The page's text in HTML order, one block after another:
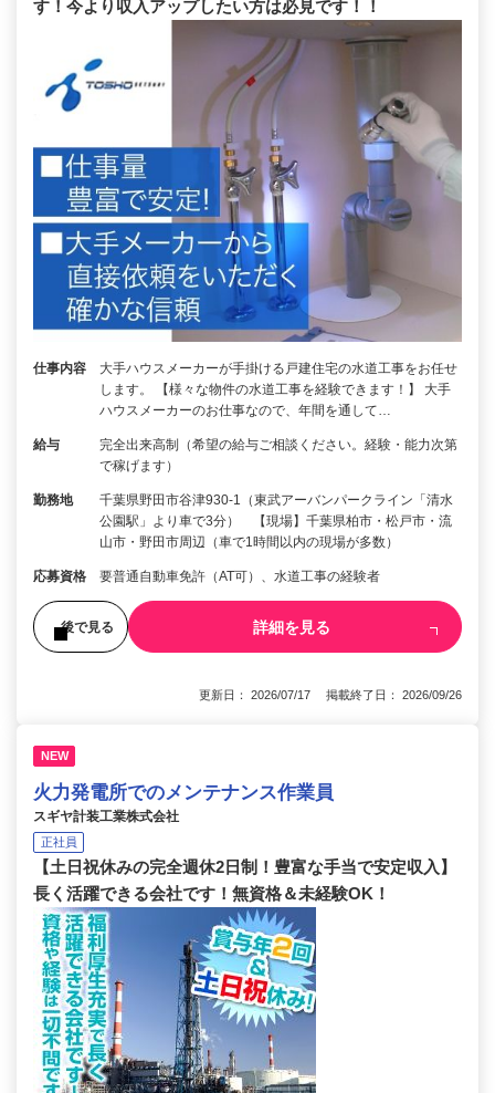
す！今より収入アップしたい方は必見です！！
仕事内容
大手ハウスメーカーが手掛ける戸建住宅の水道工事をお任せ
します。 【様々な物件の水道工事を経験できます！】 大手
ハウスメーカーのお仕事なので、年間を通して…
給与
完全出来高制（希望の給与ご相談ください。経験・能力次第
で稼げます）
勤務地
千葉県野田市谷津930-1（東武アーバンパークライン「清水
公園駅」より車で3分） 【現場】千葉県柏市・松戸市・流
山市・野田市周辺（車で1時間以内の現場が多数）
応募資格 要普通自動車免許（AT可）、水道工事の経験者
後で見る 詳細を見る
更新日： 2026/07/17 掲載終了日： 2026/09/26
NEW
火力発電所でのメンテナンス作業員
スギヤ計装工業株式会社
正社員
【土日祝休みの完全週休2日制！豊富な手当で安定収入】
長く活躍できる会社です！無資格＆未経験OK！